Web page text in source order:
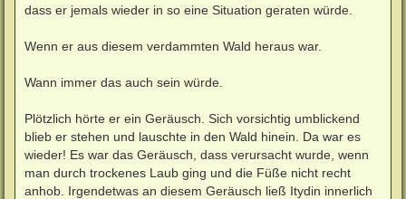
dass er jemals wieder in so eine Situation geraten würde.
Wenn er aus diesem verdammten Wald heraus war.
Wann immer das auch sein würde.
Plötzlich hörte er ein Geräusch. Sich vorsichtig umblickend
blieb er stehen und lauschte in den Wald hinein. Da war es
wieder! Es war das Geräusch, dass verursacht wurde, wenn
man durch trockenes Laub ging und die Füße nicht recht
anhob. Irgendetwas an diesem Geräusch ließ Itydin innerlich